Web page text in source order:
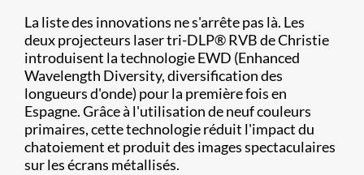
La liste des innovations ne s'arrête pas là. Les
deux projecteurs laser tri-DLP® RVB de Christie
introduisent la technologie EWD (Enhanced
Wavelength Diversity, diversification des
longueurs d'onde) pour la première fois en
Espagne. Grâce à l'utilisation de neuf couleurs
primaires, cette technologie réduit l'impact du
chatoiement et produit des images spectaculaires
sur les écrans métallisés.